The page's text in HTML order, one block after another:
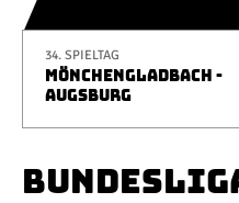
34. SPIELTAG
MÖNCHENGLADBACH -
AUGSBURG